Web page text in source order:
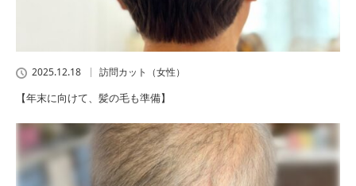
2025.12.18 訪問カット（女性）
【年末に向けて、髪の毛も準備】